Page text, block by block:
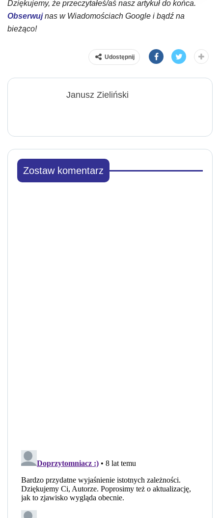
Dziękujemy, że przeczytałeś/aś nasz artykuł do końca.
Obserwujnas w Wiadomościach Google i bądź na
bieżąco!
Udostępnij
Janusz Zieliński
Zostaw komentarz